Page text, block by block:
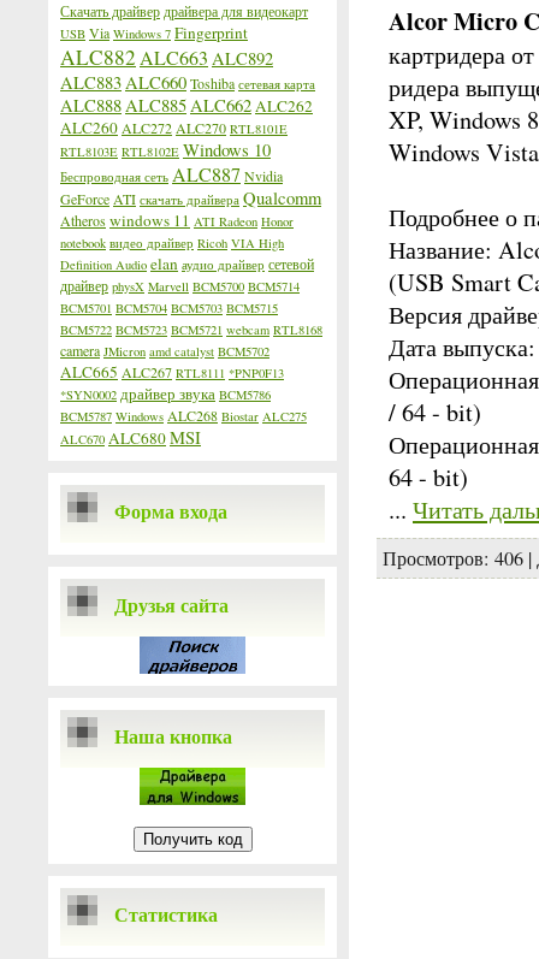
Скачать драйвер драйвера для видеокарт
USB Via Windows 7 Fingerprint
ALC882 ALC663 ALC892
ALC883ALC660Toshiba сетевая карта
ALC888ALC885ALC662ALC262
ALC260 ALC272 ALC270 RTL8101E
RTL8103E RTL8102E Windows 10
Беспроводная сеть ALC887 Nvidia
GeForce ATI скачать драйвера Qualcomm
Atheroswindows 11 ATI Radeon Honor
notebook видео драйвер Ricoh VIA High
Definition Audio elan аудио драйвер сетевой
драйвер physX Marvell BCM5700 BCM5714
BCM5701 BCM5704 BCM5703 BCM5715
BCM5722 BCM5723 BCM5721 webcam RTL8168
camera JMicron amd catalyst BCM5702
ALC665 ALC267 RTL8111 *PNP0F13
*SYN0002 драйвер звука BCM5786
BCM5787 Windows ALC268 Biostar ALC275
ALC670 ALC680MSI
Форма входа
Друзья сайта
Наша кнопка
Статистика
Alcor Micro
картридера
ридера
XP, Windows
Windows
Подробнее о
Название:
(USB Smart
Версия
Дата
/ 64 - bit)
64 - bit)
... Читать
Просмотров: 406 |